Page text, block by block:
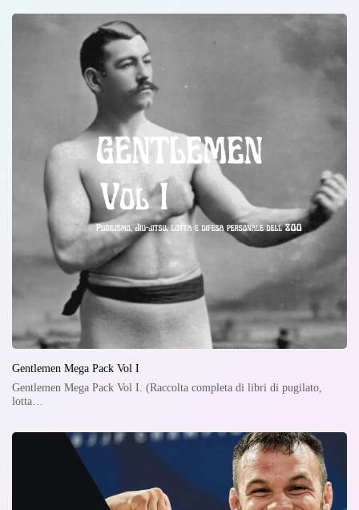
Gentlemen Mega Pack Vol I
Gentlemen Mega Pack Vol I. (Raccolta completa di libri di pugilato,
lotta…